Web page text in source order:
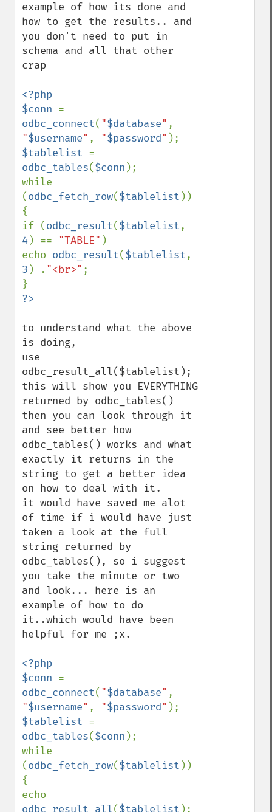
example of how its done and
how to get the results.. and
you don't need to put in
schema and all that other
crap
<?php
$conn
odbc_connect( "$database"
"$username" , "$password"
$tablelist
odbc_tables($conn );
while
(odbc_fetch_row($tablelist ))
{
if (odbc_result($tablelist
4 ) == "TABLE" )
echo odbc_result($tablelist
3 ) . "<br>" ;
to understand what the above
is doing,
use
odbc_result_all($tablelist);
this will show you EVERYTHING
returned by odbc_tables()
then you can look through it
and see better how
odbc_tables() works and what
exactly it returns in the
string to get a better idea
on how to deal with it.
it would have saved me alot
of time if i would have just
taken a look at the full
string returned by
odbc_tables(), so i suggest
you take the minute or two
and look... here is an
example of how to do
it..which would have been
helpful for me ;x.
<?php
$conn
odbc_connect( "$database"
"$username" , "$password"
$tablelist
odbc_tables($conn );
while
(odbc_fetch_row($tablelist ))
{
odbc_result_all($tablelist );